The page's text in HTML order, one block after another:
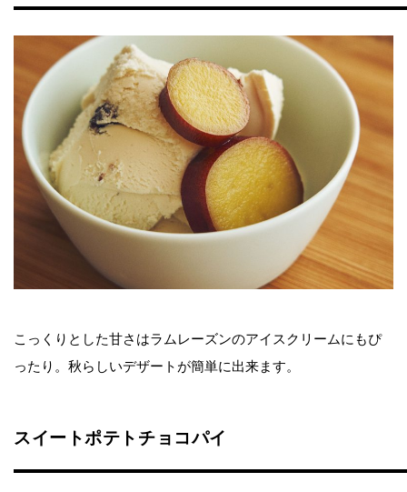
こっくりとした甘さはラムレーズンのアイスクリームにもぴ
ったり。秋らしいデザートが簡単に出来ます。
スイートポテトチョコパイ